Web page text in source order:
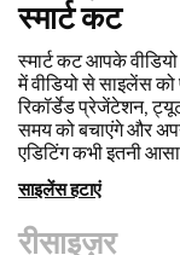
स्मार्ट कट
रीसाइज़र
वीडियो को तेज़ी से
साथ उन्हें और अधिक
को लेकर इसे हर
वह TikTok,
और हो।
वीडियो का आकार बदलें